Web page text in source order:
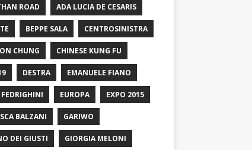
ROAD ADA LUCIA DE CESARIS
BEPPE SALA CENTROSINISTRA
CHUNG CHINESE KUNG FU
DESTRA EMANUELE FIANO
EUROPA EXPO 2015
BALZANI GARIWO
DEI GIUSTI GIORGIA MELONI